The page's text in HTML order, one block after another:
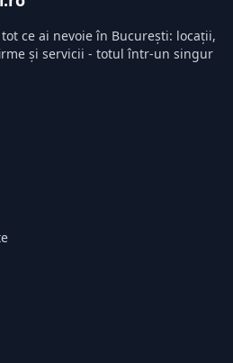
ce ai nevoie în București: locații,
și servicii - totul într-un singur